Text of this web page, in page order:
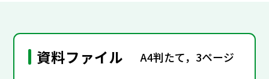
資料ファイル A4判たて，3ページ